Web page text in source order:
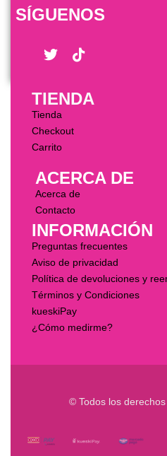
SÍGUENOS
TIENDA
Tienda
Checkout
Carrito
ACERCA DE
Acerca de
Contacto
INFORMACIÓN
Preguntas frecuentes
Aviso de privacidad
Política de devoluciones y
Términos y Condiciones
kueskiPay
¿Cómo medirme?
© Todos los